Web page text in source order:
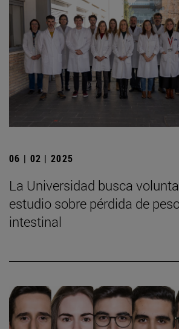
06 | 02 | 2025
La Universidad busca
estudio sobre pérdida de
intestinal